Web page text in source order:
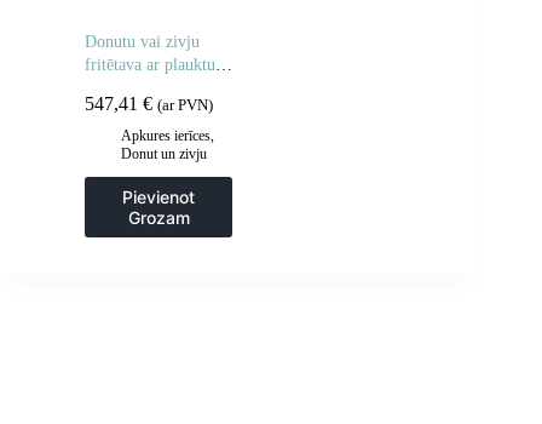
Donutu vai zivju
fritētava ar plauktu,
547,41 € (ar PVN)
Apkures ierīces
Donut un zivju
cepšanas iekārtas
Gastronomija
Virtuve
Pievienot
Grozam